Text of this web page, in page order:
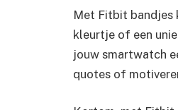
Met Fitbit bandjes
kleurtje of een
jouw smartwatch
quotes of